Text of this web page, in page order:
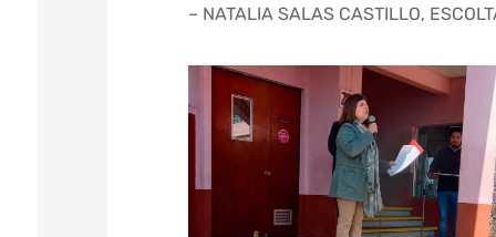
– NATALIA SALAS CASTILLO,